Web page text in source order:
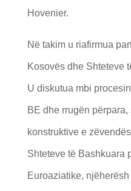
Hovenier.
Në takim u riafirmua
Kosovës dhe Shteteve
U diskutua mbi
BE dhe rrugën
konstruktive e
Shteteve të Bashkuara
Euroaziatike,